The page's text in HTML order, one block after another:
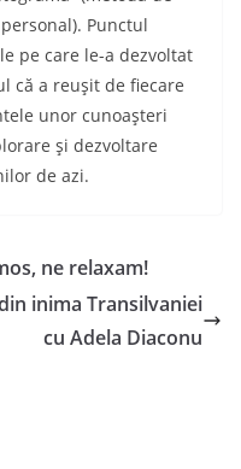
Punctul
pe care le-a dezvoltat
că a reuşit de fiecare
unor cunoaşteri
şi dezvoltare
de azi.
ne relaxam!
inima Transilvaniei
cu Adela Diaconu